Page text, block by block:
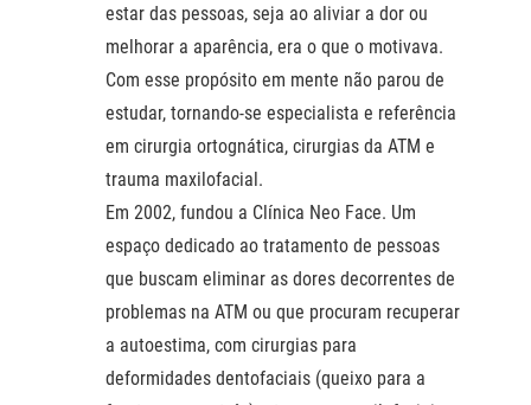
estar das pessoas, seja ao aliviar a dor ou
melhorar a aparência, era o que o motivava.
Com esse propósito em mente não parou de
estudar, tornando-se especialista e referência
em cirurgia ortognática, cirurgias da ATM e
trauma maxilofacial.
Em 2002, fundou a Clínica Neo Face. Um
espaço dedicado ao tratamento de pessoas
que buscam eliminar as dores decorrentes de
problemas na ATM ou que procuram recuperar
a autoestima, com cirurgias para
deformidades dentofaciais (queixo para a